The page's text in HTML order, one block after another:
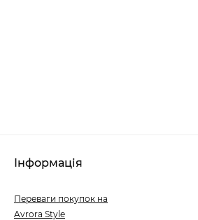
Інформація
Переваги покупок на
Avrora Style